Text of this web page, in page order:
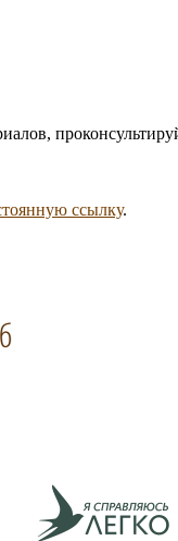
ссылку.